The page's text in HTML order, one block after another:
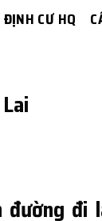
CƯ HQ
đi